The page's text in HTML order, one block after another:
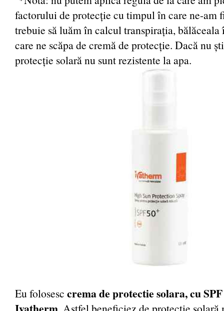
factorului de protecție cu timpul în care ne-am
trebuie să luăm în calcul transpirația, bălăceala
care ne scăpa de cremă de protecție. Dacă nu
protecție solară nu sunt rezistente la apa.
Eu folosesc crema de protectie solara, cu